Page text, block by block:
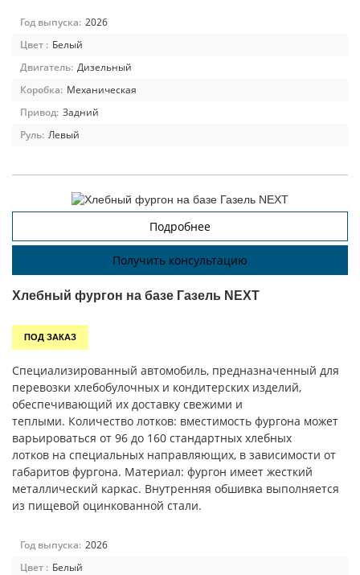
Год выпуска: 2026
Цвет : Белый
Двигатель: Дизельный
Коробка: Механическая
Привод: Задний
Руль: Левый
Подробнее
Получить консультацию
Хлебный фургон на базе Газель NEXT
ПОД ЗАКАЗ
Специализированный автомобиль, предназначенный для
перевозки хлебобулочных и кондитерских изделий,
обеспечивающий их доставку свежими и
теплыми. Количество лотков: вместимость фургона может
варьироваться от 96 до 160 стандартных хлебных
лотков на специальных направляющих, в зависимости от
габаритов фургона. Материал: фургон имеет жесткий
металлический каркас. Внутренняя обшивка выполняется
из пищевой оцинкованной стали.
Год выпуска: 2026
Цвет : Белый